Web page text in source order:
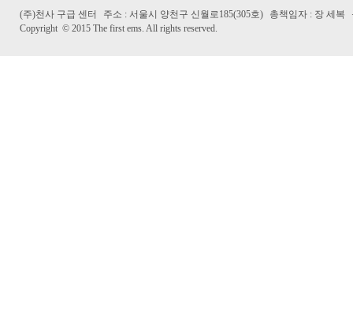
(주)천사 구급 센터 주소 : 서울시 양천구 신월로185(305호) 총책임자 : 장 세복
Copyright © 2015 The first ems. All rights reserved.